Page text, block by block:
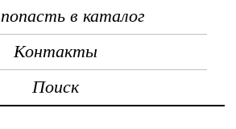
в каталог
Контакты
Поиск